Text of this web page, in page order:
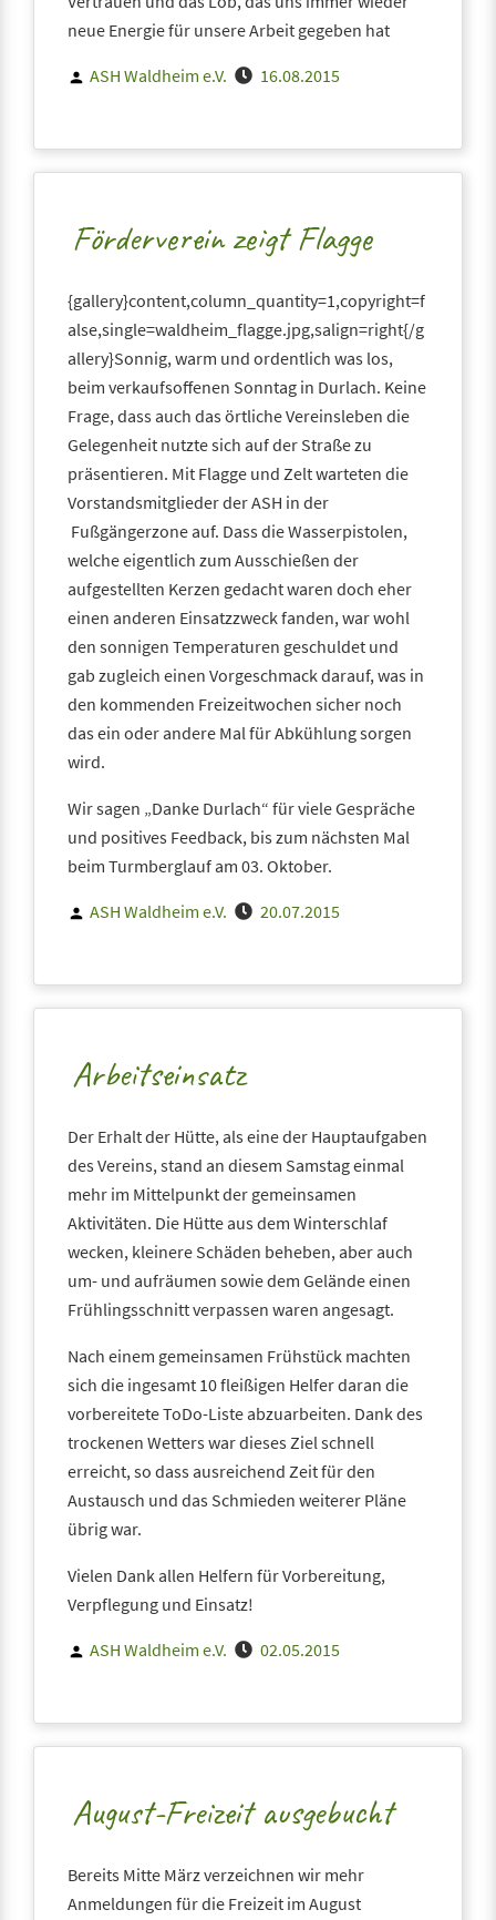
neue Energie für unsere Arbeit gegeben hat
Posted
ASH Waldheim e.V. 16.08.2015
Förderverein zeigt Flagge
{gallery}content,column_quantity=1,copyright=f
alse,single=waldheim_flagge.jpg,salign=right{/g
allery}Sonnig, warm und ordentlich was los,
beim verkaufsoffenen Sonntag in Durlach. Keine
Frage, dass auch das örtliche Vereinsleben die
Gelegenheit nutzte sich auf der Straße zu
präsentieren. Mit Flagge und Zelt warteten die
Vorstandsmitglieder der ASH in der
Fußgängerzone auf. Dass die Wasserpistolen,
welche eigentlich zum Ausschießen der
aufgestellten Kerzen gedacht waren doch eher
einen anderen Einsatzzweck fanden, war wohl
den sonnigen Temperaturen geschuldet und
gab zugleich einen Vorgeschmack darauf, was in
den kommenden Freizeitwochen sicher noch
das ein oder andere Mal für Abkühlung sorgen
wird.
Wir sagen „Danke Durlach“ für viele Gespräche
und positives Feedback, bis zum nächsten Mal
beim Turmberglauf am 03. Oktober.
Posted
ASH Waldheim e.V. 20.07.2015
Arbeitseinsatz
Der Erhalt der Hütte, als eine der Hauptaufgaben
des Vereins, stand an diesem Samstag einmal
mehr im Mittelpunkt der gemeinsamen
Aktivitäten. Die Hütte aus dem Winterschlaf
wecken, kleinere Schäden beheben, aber auch
um- und aufräumen sowie dem Gelände einen
Frühlingsschnitt verpassen waren angesagt.
Nach einem gemeinsamen Frühstück machten
sich die ingesamt 10 fleißigen Helfer daran die
vorbereitete ToDo-Liste abzuarbeiten. Dank des
trockenen Wetters war dieses Ziel schnell
erreicht, so dass ausreichend Zeit für den
Austausch und das Schmieden weiterer Pläne
übrig war.
Vielen Dank allen Helfern für Vorbereitung,
Verpflegung und Einsatz!
Posted
ASH Waldheim e.V. 02.05.2015
August-Freizeit ausgebucht
Bereits Mitte März verzeichnen wir mehr
Anmeldungen für die Freizeit im August